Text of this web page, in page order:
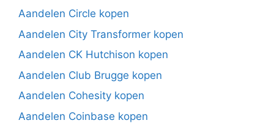
Aandelen Circle kopen
Aandelen City Transformer kopen
Aandelen CK Hutchison kopen
Aandelen Club Brugge kopen
Aandelen Cohesity kopen
Aandelen Coinbase kopen